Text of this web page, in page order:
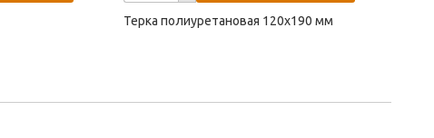
Терка полиуретановая 120х190 мм